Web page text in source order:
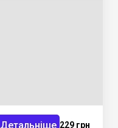
Детальніше 229 грн